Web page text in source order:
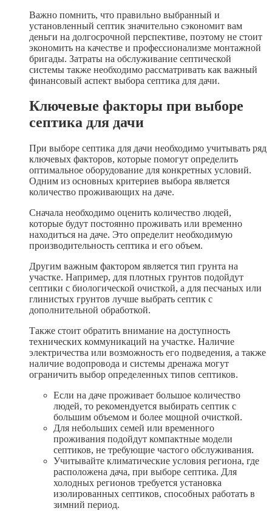
Важно помнить, что правильно выбранный и
установленный септик значительно сэкономит вам
деньги на долгосрочной перспективе, поэтому не стоит
экономить на качестве и профессионализме монтажной
бригады. Затраты на обслуживание септической
системы также необходимо рассматривать как важный
финансовый аспект выбора септика для дачи.
Ключевые факторы при выборе
септика для дачи
При выборе септика для дачи необходимо учитывать ряд
ключевых факторов, которые помогут определить
оптимальное оборудование для конкретных условий.
Одним из основных критериев выбора является
количество проживающих на даче.
Сначала необходимо оценить количество людей,
которые будут постоянно проживать или временно
находиться на даче. Это определит необходимую
производительность септика и его объем.
Другим важным фактором является тип грунта на
участке. Например, для плотных грунтов подойдут
септики с биологической очисткой, а для песчаных или
глинистых грунтов лучше выбрать септик с
дополнительной обработкой.
Также стоит обратить внимание на доступность
технических коммуникаций на участке. Наличие
электричества или возможность его подведения, а также
наличие водопровода и системы дренажа могут
ограничить выбор определенных типов септиков.
Если на даче проживает большое количество
людей, то рекомендуется выбирать септик с
большим объемом и более мощной очисткой.
Для небольших семей или временного
проживания подойдут компактные модели
септиков, не требующие частого обслуживания.
Учитывайте климатические условия региона, где
расположена дача, при выборе септика. Для
холодных регионов требуется установка
изолированных септиков, способных работать в
зимний период.